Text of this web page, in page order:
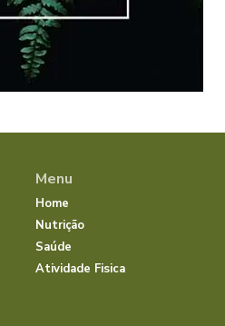
Menu
Home
Nutrição
Saúde
Atividade Fisica